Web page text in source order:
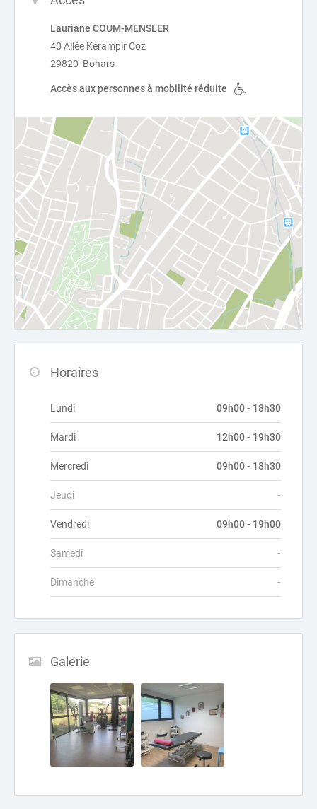
Lauriane COUM-MENSLER
40 Allée Kerampir Coz
29820 Bohars
Accès aux personnes à mobilité réduite
Horaires
Lundi 09h00 - 18h30
Mardi 12h00 - 19h30
Mercredi 09h00 - 18h30
Jeudi -
Vendredi 09h00 - 19h00
Samedi -
Dimanche -
Galerie